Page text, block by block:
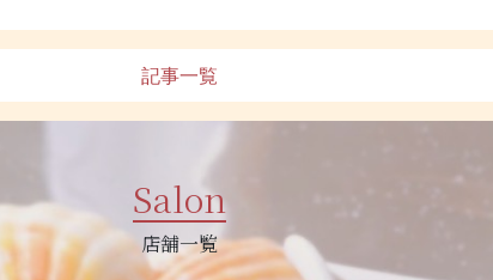
記事一覧
Salon
店舗一覧